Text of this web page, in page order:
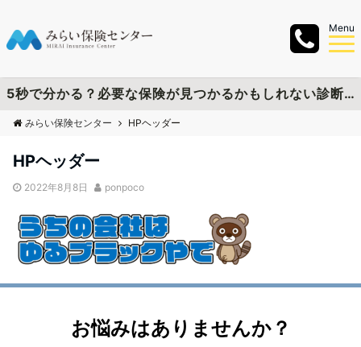
Menu
5秒で分かる？必要な保険が見つかるかもしれない診断チャートを作成しました
みらい保険センター HPヘッダー
HPヘッダー
2022年8月8日 ponpoco
お悩みはありませんか？